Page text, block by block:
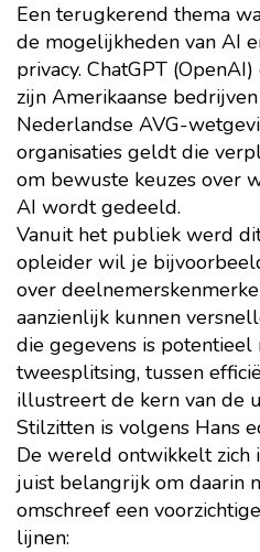
Een terugkerend thema
de mogelijkheden van AI
privacy. ChatGPT
zijn Amerikaanse
Nederlandse AVG-
organisaties geldt die
om bewuste keuzes over
AI wordt gedeeld.
Vanuit het publiek werd
opleider wil je
over
aanzienlijk kunnen
die gegevens is potentieel
tweesplitsing, tussen
illustreert de kern van de
Stilzitten is volgens Hans
De wereld ontwikkelt zich
juist belangrijk om daarin
omschreef een
lijnen: